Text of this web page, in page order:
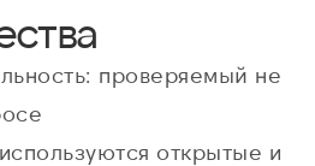
проверяемый не
открытые и